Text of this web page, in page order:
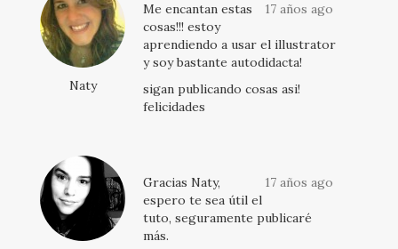
Naty
17 años ago
Me encantan estas
cosas!!! estoy
aprendiendo a usar el illustrator
y soy bastante autodidacta!
sigan publicando cosas asi!
felicidades
17 años ago
Gracias Naty,
espero te sea útil el
tuto, seguramente publicaré
más.